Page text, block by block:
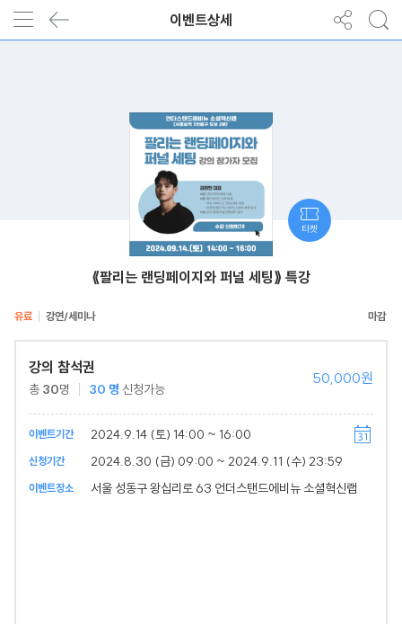
이벤트상세
⟪팔리는 랜딩페이지와 퍼널 세팅⟫ 특강
유료 강연/세미나
강의 참석권
총 30명 30 명 신청가능
50,000원
이벤트기간 2024.9.14 (토) 14:00 ~ 16:00
신청기간 2024.8.30 (금) 09:00 ~ 2024.9.11 (수) 23:59
이벤트장소 서울 성동구 왕십리로 63 언더스탠드에비뉴 소셜혁신랩
티켓